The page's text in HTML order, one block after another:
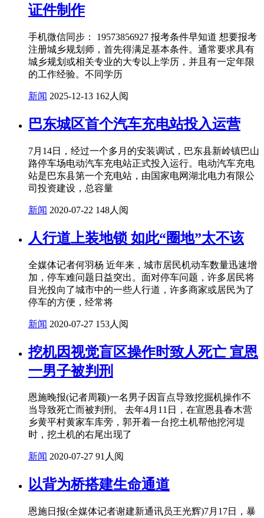
证件制作
手机微信同步： 19573856927 报考条件早知道 想要报考
注册城乡规划师，首先得满足基本条件。通常要求具有
城乡规划或相关专业的大专以上学历，并且有一定年限
的工作经验。不同学历
新闻 2025-12-13 162人阅
巴东城区首个汽车充电站投入运营
7月14日，经过一个多月的安装调试，巴东县新岭镇巴山
路停车场电动汽车充电站正式投入运行。电动汽车充电
站是巴东县第一个充电站，由国家电网湖北电力有限公
司投资建设，总容量
新闻 2020-07-22 148人阅
人行道上装地锁 如此“圈地”太不该
全媒体记者何羽杨 近年来，城市居民机动车数量迅速增
加，停车难问题日益突出。面对停车问题，许多居民将
目光投向了城市中的一些人行道，许多商家或居民为了
停车的方便，经常将
新闻 2020-07-27 153人阅
挖机因视觉盲区操作时致人死亡 宣恩
一男子被判刑
恩施晚报(记者周颖)一名男子因盲点导致挖掘机操作不
当导致死亡而被判刑。 去年4月11日，在宣恩县春木营
乡黄平村黄家车库旁，郭开着一台挖土机帮他挖河堤
时，挖土机的右尾出现了
新闻 2020-07-27 91人阅
以背为桥搭建生命通道
恩施日报(全媒体记者谢建新通讯员王光辉)7月17日，暴